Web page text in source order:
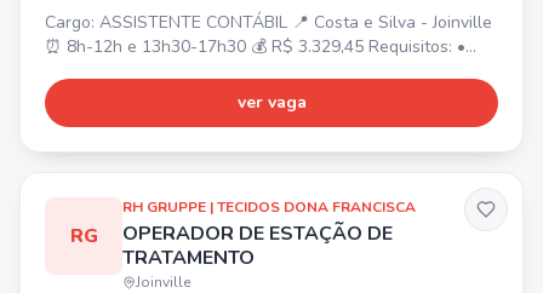
Cargo: ASSISTENTE CONTÁBIL 📍 Costa e Silva - Joinville
⏰ 8h-12h e 13h30-17h30 💰 R$ 3.329,45 Requisitos: •
Técnico em Contabilidade completo. • Experiência na área
contábil. • Conhecimento em rotinas e lançamentos
ver vaga
RG
RH GRUPPE | TECIDOS DONA FRANCISCA
OPERADOR DE ESTAÇÃO DE
TRATAMENTO
Joinville